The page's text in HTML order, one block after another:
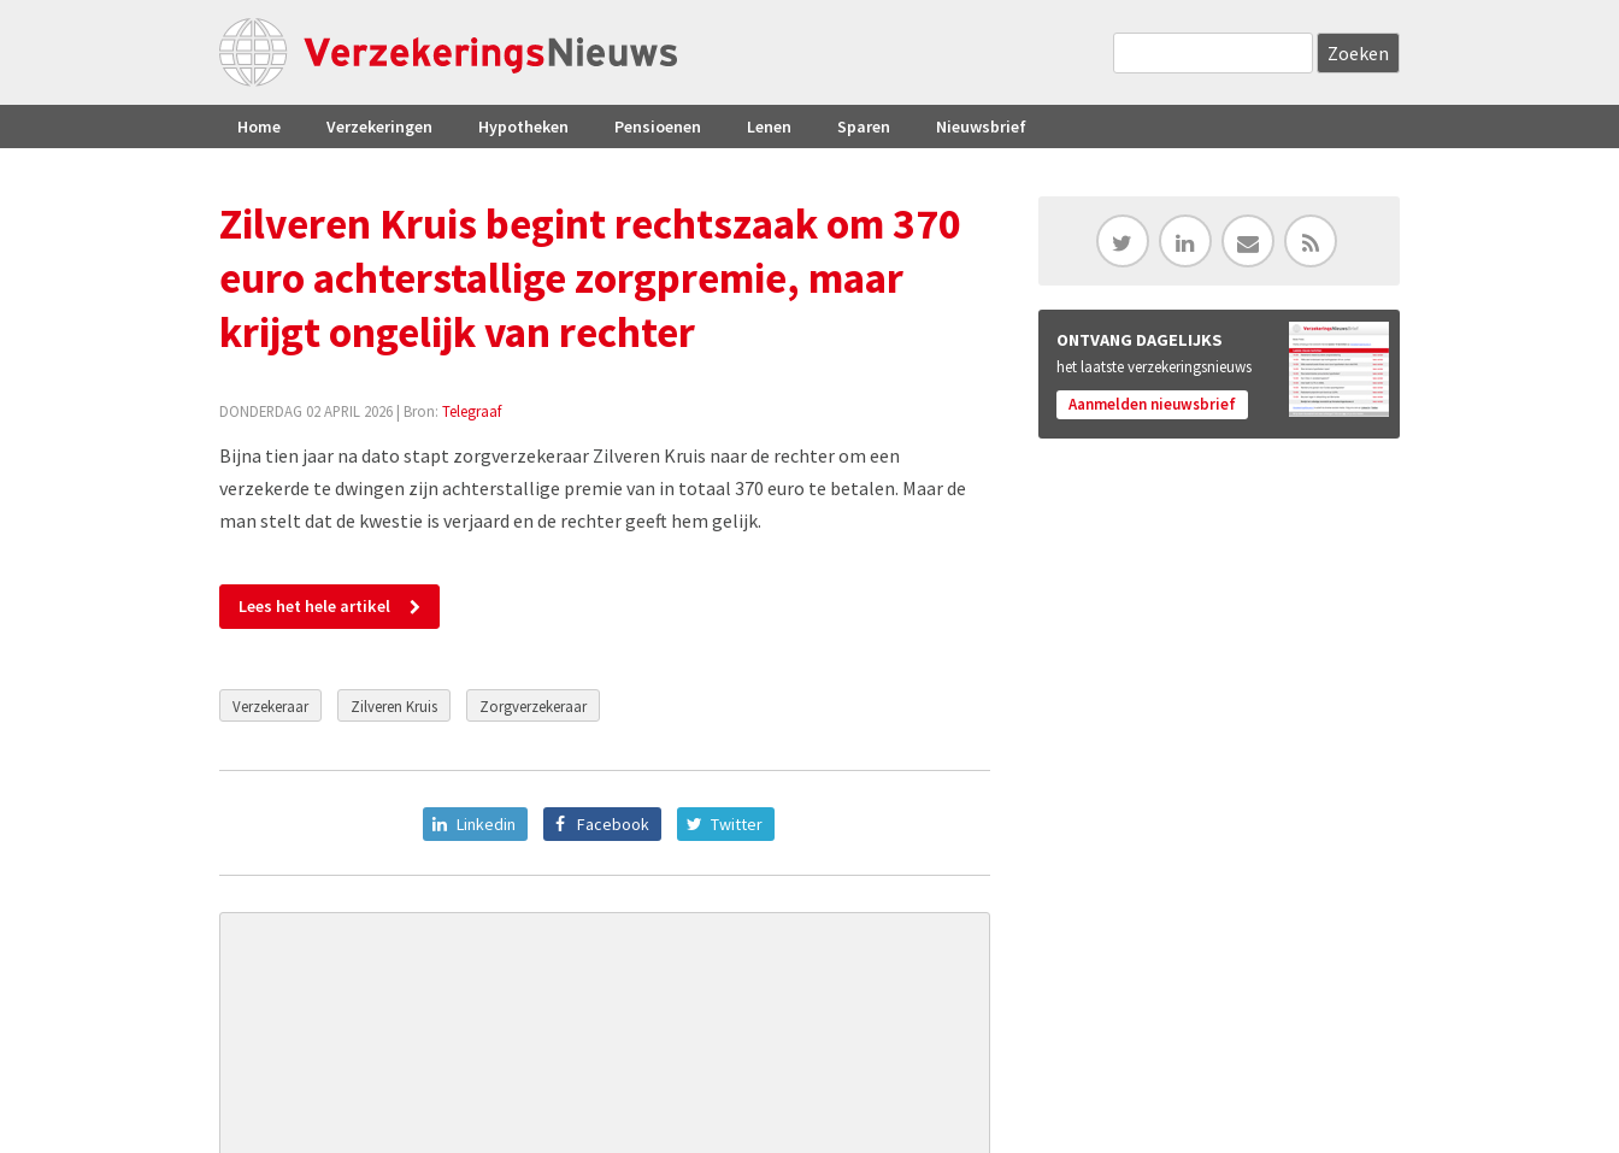
Home Verzekeringen Hypotheken Pensioenen Lenen Sparen Nieuwsbrief
Zilveren Kruis begint rechtszaak om 370
euro achterstallige zorgpremie, maar
krijgt ongelijk van rechter
DONDERDAG 02 APRIL 2026 | Bron: Telegraaf
Bijna tien jaar na dato stapt zorgverzekeraar Zilveren Kruis naar de rechter om een
verzekerde te dwingen zijn achterstallige premie van in totaal 370 euro te betalen. Maar de
man stelt dat de kwestie is verjaard en de rechter geeft hem gelijk.
Lees het hele artikel
Verzekeraar Zilveren Kruis Zorgverzekeraar
Linkedin Facebook Twitter
ONTVANG DAGELIJKS
het laatste verzekeringsnieuws
Aanmelden nieuwsbrief